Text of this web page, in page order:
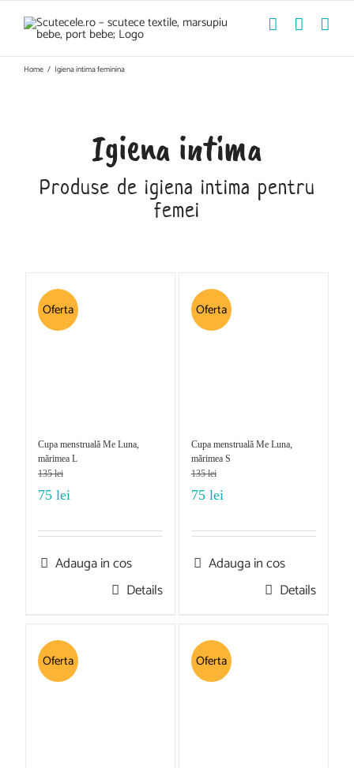
content
Home / Igiena intima feminina
Igiena intima
Produse de igiena intima pentru
femei
Oferta
Cupa menstruală Me Luna,
mărimea L
135lei
75 lei
Adauga in cos
Details
Oferta
Cupa menstruală Me Luna,
mărimea S
135lei
75 lei
Adauga in cos
Details
Oferta Oferta